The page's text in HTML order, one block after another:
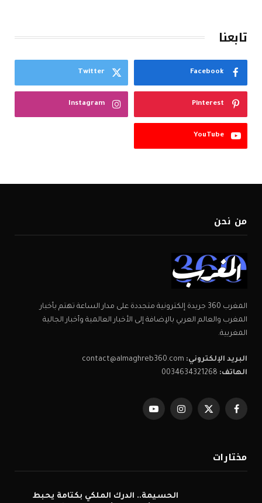
تابعنا
Facebook
Twitter
Pinterest
Instagram
YouTube
من نحن
المغرب 360 جريدة إلكترونية متجددة على مدار الساعة تهتم بأخبار
المغرب والعالم العربي بالإضافة إلى الأخبار العالمية وأخبار الجالية
المغربية.
البريد الإلكتروني:
الهاتف:
فيسبوكX
الانستغراميوتيوب
مختارات
الحسيمة.. الدرك الملكي بكتامة يحبط